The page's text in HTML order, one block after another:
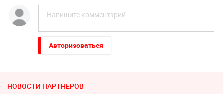
Авторизоваться
НОВОСТИ ПАРТНЕРОВ